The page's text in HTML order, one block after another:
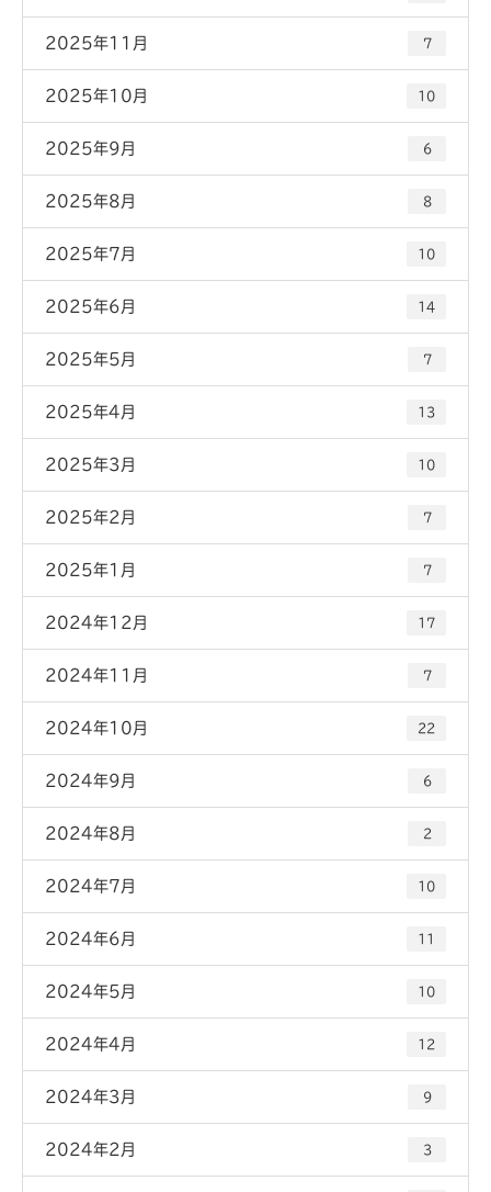
2025年11月 7
2025年10月 10
2025年9月 6
2025年8月 8
2025年7月 10
2025年6月 14
2025年5月 7
2025年4月 13
2025年3月 10
2025年2月 7
2025年1月 7
2024年12月 17
2024年11月 7
2024年10月 22
2024年9月 6
2024年8月 2
2024年7月 10
2024年6月 11
2024年5月 10
2024年4月 12
2024年3月 9
2024年2月 3